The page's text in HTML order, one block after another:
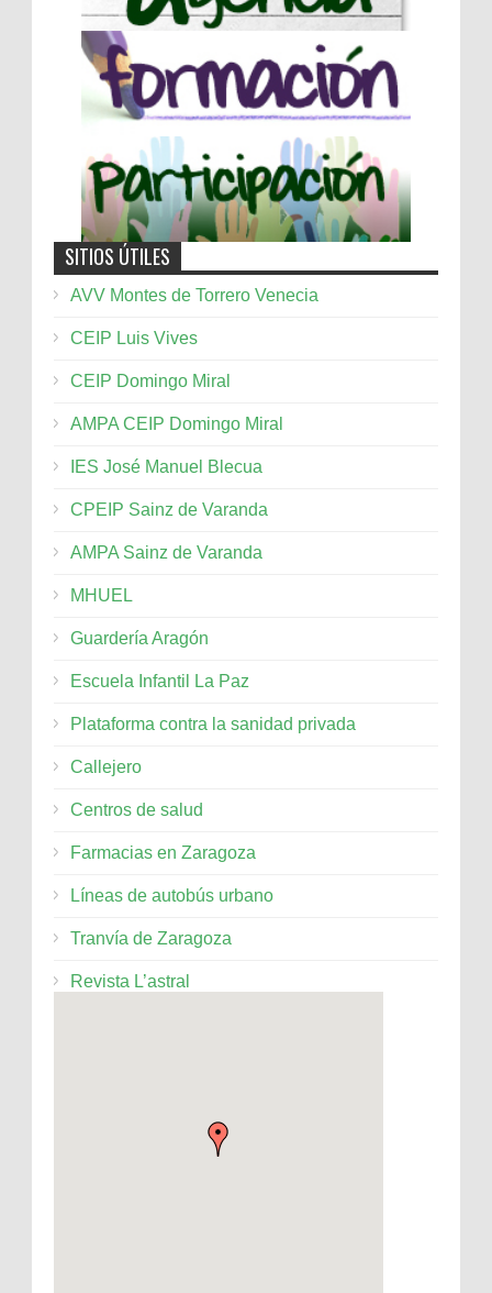
SITIOS ÚTILES
AVV Montes de Torrero Venecia
CEIP Luis Vives
CEIP Domingo Miral
AMPA CEIP Domingo Miral
IES José Manuel Blecua
CPEIP Sainz de Varanda
AMPA Sainz de Varanda
MHUEL
Guardería Aragón
Escuela Infantil La Paz
Plataforma contra la sanidad privada
Callejero
Centros de salud
Farmacias en Zaragoza
Líneas de autobús urbano
Tranvía de Zaragoza
Revista L’astral